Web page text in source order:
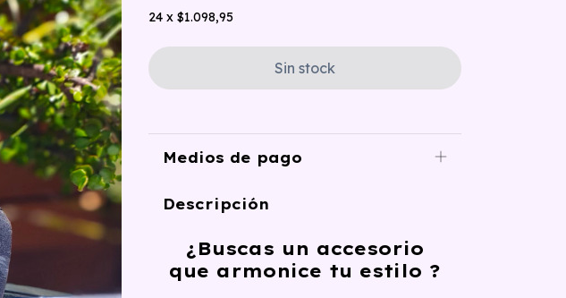
24 x $1.098,95
Medios de pago
Descripción
¿Buscas un accesorio
que armonice tu estilo ?